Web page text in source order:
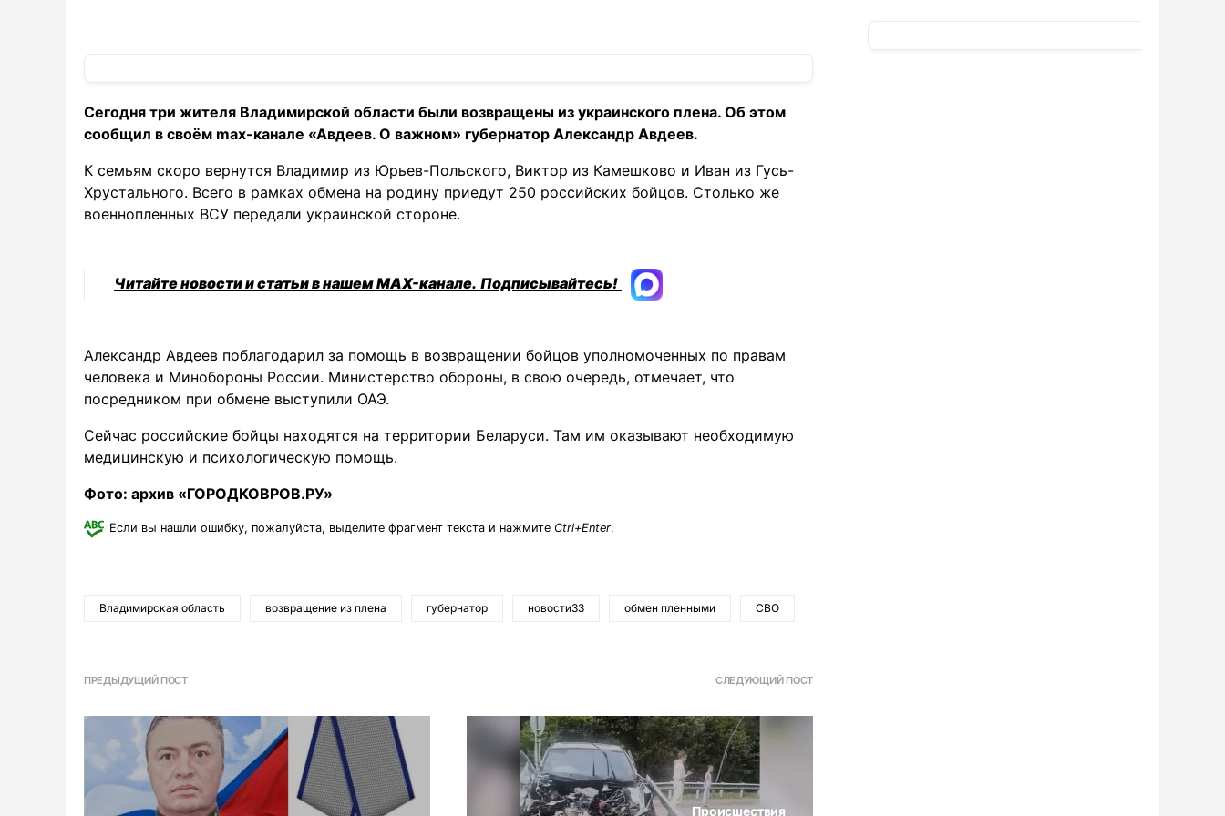
Сегодня три жителя Владимирской области были возвращены из украинского плена. Об этом
сообщил в своём max-канале «Авдеев. О важном» губернатор Александр Авдеев.
К семьям скоро вернутся Владимир из Юрьев-Польского, Виктор из Камешково и Иван из Гусь-
Хрустального. Всего в рамках обмена на родину приедут 250 российских бойцов. Столько же
военнопленных ВСУ передали украинской стороне.
Читайте новости и статьи в нашем MAX-канале. Подписывайтесь!
Александр Авдеев поблагодарил за помощь в возвращении бойцов уполномоченных по правам
человека и Минобороны России. Министерство обороны, в свою очередь, отмечает, что
посредником при обмене выступили ОАЭ.
Сейчас российские бойцы находятся на территории Беларуси. Там им оказывают необходимую
медицинскую и психологическую помощь.
Фото: архив «ГОРОДКОВРОВ.РУ»
Если вы нашли ошибку, пожалуйста, выделите фрагмент текста и нажмите Ctrl+Enter.
Владимирская область возвращение из плена губернатор новости33 обмен пленными СВО
ПРЕДЫДУЩИЙ ПОСТ СЛЕДУЮЩИЙ ПОСТ
Происшествия